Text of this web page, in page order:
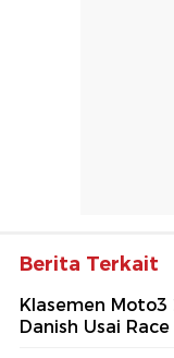
Berita Terkait
Klasemen Moto3
Danish Usai